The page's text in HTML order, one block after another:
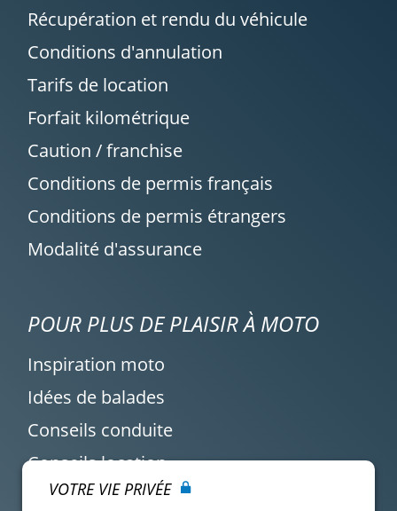
Récupération et rendu du véhicule
Conditions d'annulation
Tarifs de location
Forfait kilométrique
Caution / franchise
Conditions de permis français
Conditions de permis étrangers
Modalité d'assurance
POUR PLUS DE PLAISIR À MOTO
Inspiration moto
Idées de balades
Conseils conduite
Conseils location
Actualité Easy Renter
VOTRE VIE PRIVÉE